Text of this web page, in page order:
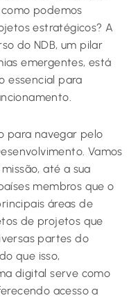
podemos
estratégicos? A
do NDB, um pilar
emergentes, está
essencial para
para navegar pelo
Vamos
até a sua
membros que o
áreas de
de projetos que
partes do
que isso,
digital serve como
acesso a